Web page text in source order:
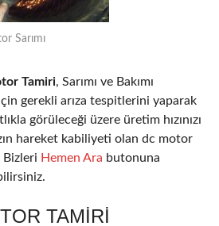
Sarımı
Tamiri, Sarımı ve Bakımı
gerekli arıza tespitlerini yaparak
görüleceği üzere üretim hızınızı
hareket kabiliyeti olan dc motor
Bizleri Hemen Ara butonuna
TAMIRI